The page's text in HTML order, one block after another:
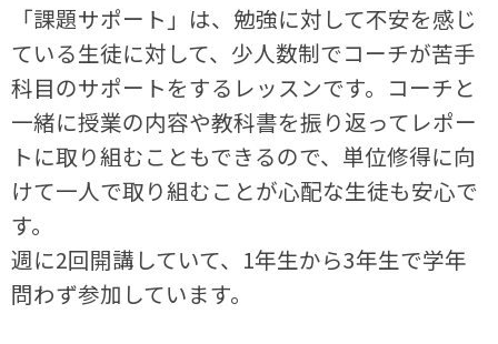
「課題サポート」は、勉強に対して不安を感じ
ている生徒に対して、少人数制でコーチが苦手
科目のサポートをするレッスンです。コーチと
一緒に授業の内容や教科書を振り返ってレポー
トに取り組むこともできるので、単位修得に向
けて一人で取り組むことが心配な生徒も安心で
す。
週に2回開講していて、1年生から3年生で学年
問わず参加しています。